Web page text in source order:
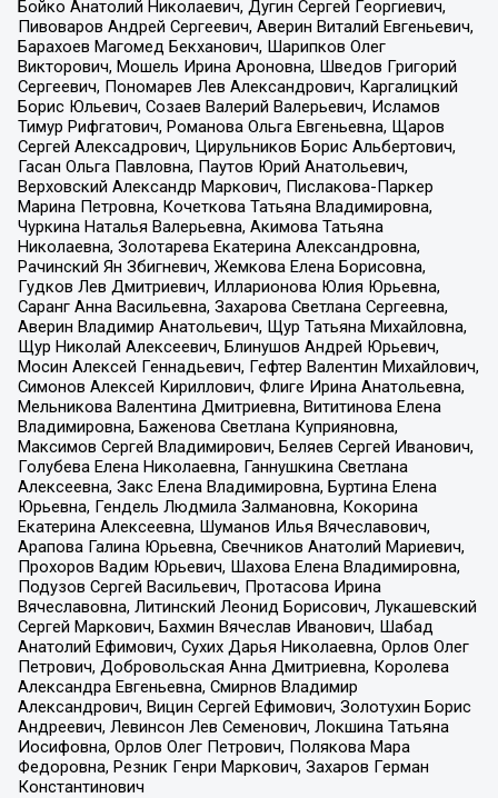
Бойко Анатолий Николаевич, Дугин Сергей Георгиевич,
Пивоваров Андрей Сергеевич, Аверин Виталий Евгеньевич,
Барахоев Магомед Бекханович, Шарипков Олег
Викторович, Мошель Ирина Ароновна, Шведов Григорий
Сергеевич, Пономарев Лев Александрович, Каргалицкий
Борис Юльевич, Созаев Валерий Валерьевич, Исламов
Тимур Рифгатович, Романова Ольга Евгеньевна, Щаров
Сергей Алексадрович, Цирульников Борис Альбертович,
Гасан Ольга Павловна, Паутов Юрий Анатольевич,
Верховский Александр Маркович, Пислакова-Паркер
Марина Петровна, Кочеткова Татьяна Владимировна,
Чуркина Наталья Валерьевна, Акимова Татьяна
Николаевна, Золотарева Екатерина Александровна,
Рачинский Ян Збигневич, Жемкова Елена Борисовна,
Гудков Лев Дмитриевич, Илларионова Юлия Юрьевна,
Саранг Анна Васильевна, Захарова Светлана Сергеевна,
Аверин Владимир Анатольевич, Щур Татьяна Михайловна,
Щур Николай Алексеевич, Блинушов Андрей Юрьевич,
Мосин Алексей Геннадьевич, Гефтер Валентин Михайлович,
Симонов Алексей Кириллович, Флиге Ирина Анатольевна,
Мельникова Валентина Дмитриевна, Вититинова Елена
Владимировна, Баженова Светлана Куприяновна,
Максимов Сергей Владимирович, Беляев Сергей Иванович,
Голубева Елена Николаевна, Ганнушкина Светлана
Алексеевна, Закс Елена Владимировна, Буртина Елена
Юрьевна, Гендель Людмила Залмановна, Кокорина
Екатерина Алексеевна, Шуманов Илья Вячеславович,
Арапова Галина Юрьевна, Свечников Анатолий Мариевич,
Прохоров Вадим Юрьевич, Шахова Елена Владимировна,
Подузов Сергей Васильевич, Протасова Ирина
Вячеславовна, Литинский Леонид Борисович, Лукашевский
Сергей Маркович, Бахмин Вячеслав Иванович, Шабад
Анатолий Ефимович, Сухих Дарья Николаевна, Орлов Олег
Петрович, Добровольская Анна Дмитриевна, Королева
Александра Евгеньевна, Смирнов Владимир
Александрович, Вицин Сергей Ефимович, Золотухин Борис
Андреевич, Левинсон Лев Семенович, Локшина Татьяна
Иосифовна, Орлов Олег Петрович, Полякова Мара
Федоровна, Резник Генри Маркович, Захаров Герман
Константинович